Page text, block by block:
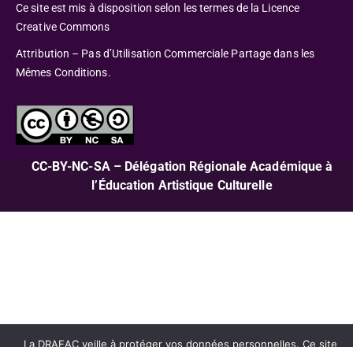
Ce site est mis à disposition selon les termes de la Licence
Creative Commons
Attribution – Pas d’Utilisation Commerciale Partage dans les
Mêmes Conditions.
CC-BY-NC-SA – Délégation Régionale Académique à
l’Éducation Artistique Culturelle
La DRAEAC veille à protéger vos données personnelles. Ce site